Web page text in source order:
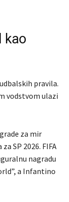
kao
pravila.
vodstvom ulazi
za mir
SP 2026. FIFA
nagradu
a Infantino